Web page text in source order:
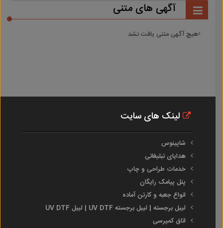
آگهی های متنی
هیچ آگهی متنی یافت نشد
لینک های سایت
شاپینوس
هدایای تبلیغاتی
خدمات طراحی و چاپ
پنل پیامک رایگان
انواع جعبه و کارتن آماده
لیبل برجسته | لیبل برجسته UV DTF | لیبل UV DTF
اتاق کمپرسی